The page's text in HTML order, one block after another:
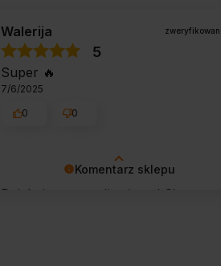
Komentarz sklepu
Dziękujemy za miłe słowa! Cieszymy
Walerija
5
Super 🔥
7/6/2025
0 0